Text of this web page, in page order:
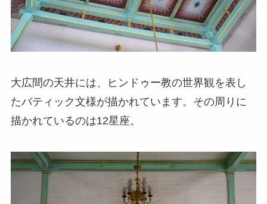
大広間の天井には、ヒンドゥー教の世界観を表し
たバティック文様が描かれています。その周りに
描かれているのは12星座。